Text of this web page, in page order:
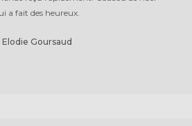
a fait des heureux.
Elodie Goursaud